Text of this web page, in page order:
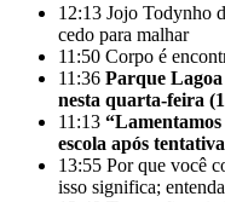
12:13 Jojo Todynho
cedo para malhar
11:50 Corpo é
11:36 Parque
nesta quarta-feira
11:13
escola após
13:55 Por que você
isso significa; entenda